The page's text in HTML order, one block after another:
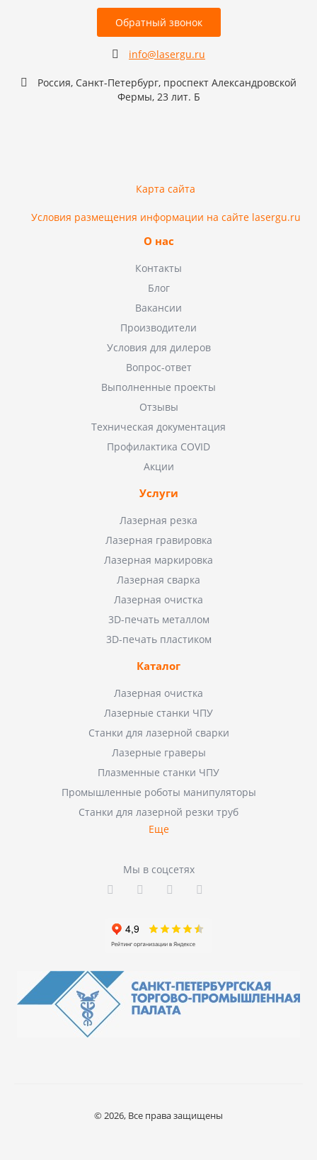
Обратный звонок
info@lasergu.ru
Россия, Санкт-Петербург, проспект Александровской
Фермы, 23 лит. Б
Карта сайта
Условия размещения информации на сайте lasergu.ru
О нас
Контакты
Блог
Вакансии
Производители
Условия для дилеров
Вопрос-ответ
Выполненные проекты
Отзывы
Техническая документация
Профилактика COVID
Акции
Услуги
Лазерная резка
Лазерная гравировка
Лазерная маркировка
Лазерная сварка
Лазерная очистка
3D-печать металлом
3D-печать пластиком
Каталог
Лазерная очистка
Лазерные станки ЧПУ
Станки для лазерной сварки
Лазерные граверы
Плазменные станки ЧПУ
Промышленные роботы манипуляторы
Станки для лазерной резки труб
Еще
Мы в соцсетях
© 2026, Все права защищены